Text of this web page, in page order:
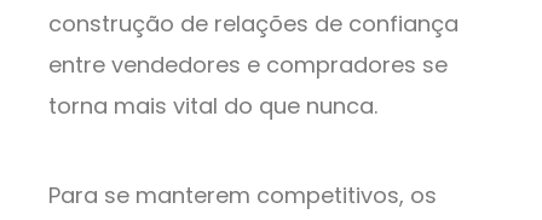
construção de relações de confiança
entre vendedores e compradores se
torna mais vital do que nunca.
Para se manterem competitivos, os